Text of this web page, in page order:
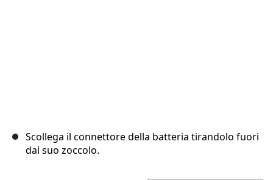
Scollega il connettore della batteria tirandolo fuori
dal suo zoccolo.